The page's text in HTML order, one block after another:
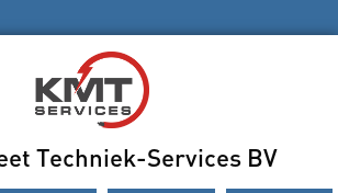
Techniek-Services BV